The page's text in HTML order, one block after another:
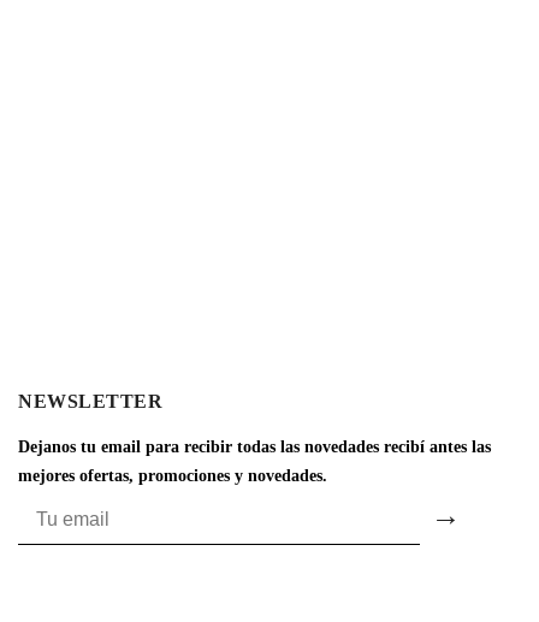
NEWSLETTER
Dejanos tu email para recibir todas las novedades recibí antes las
mejores ofertas, promociones y novedades.